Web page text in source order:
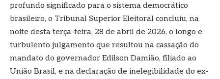
profundo significado para o sistema democrático
brasileiro, o Tribunal Superior Eleitoral concluiu, na
noite desta terça-feira, 28 de abril de 2026, o longo e
turbulento julgamento que resultou na cassação do
mandato do governador Edilson Damião, filiado ao
União Brasil, e na declaração de inelegibilidade do ex-